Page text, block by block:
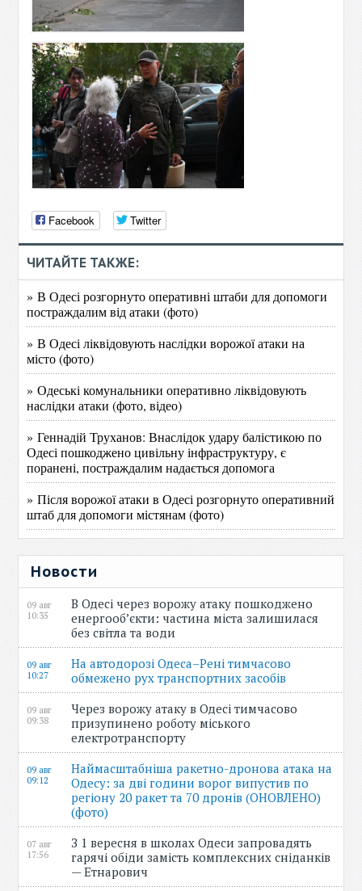
Facebook Twitter
ЧИТАЙТЕ ТАКЖЕ:
» В Одесі розгорнуто оперативні штаби для допомоги
постраждалим від атаки (фото)
» В Одесі ліквідовують наслідки ворожої атаки на
місто (фото)
» Одеські комунальники оперативно ліквідовують
наслідки атаки (фото, відео)
» Геннадій Труханов: Внаслідок удару балістикою по
Одесі пошкоджено цивільну інфраструктуру, є
поранені, постраждалим надається допомога
» Після ворожої атаки в Одесі розгорнуто оперативний
штаб для допомоги містянам (фото)
Новости
09 авг
10:35
В Одесі через ворожу атаку пошкоджено
енергооб’єкти: частина міста залишилася
без світла та води
09 авг
10:27
На автодорозі Одеса–Рені тимчасово
обмежено рух транспортних засобів
09 авг
09:38
Через ворожу атаку в Одесі тимчасово
призупинено роботу міського
електротранспорту
09 авг
09:12
Наймасштабніша ракетно-дронова атака на
Одесу: за дві години ворог випустив по
регіону 20 ракет та 70 дронів (ОНОВЛЕНО)
(фото)
07 авг
17:56
З 1 вересня в школах Одеси запровадять
гарячі обіди замість комплексних сніданків
— Етнарович